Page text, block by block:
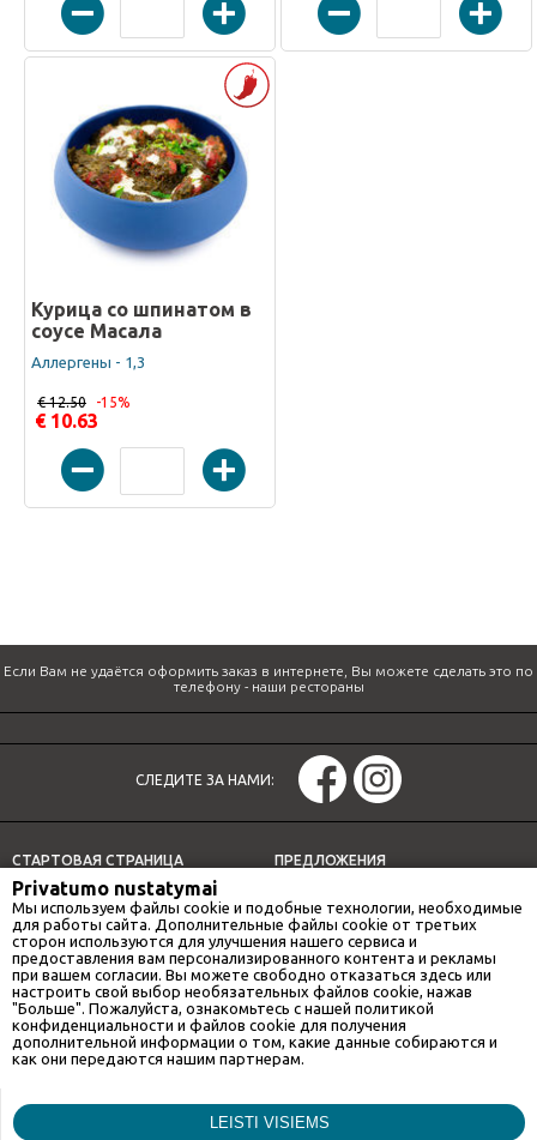
Privatumo nustatymai
Мы используем файлы cookie и подобные технологии, необходимые
для работы сайта. Дополнительные файлы cookie от третьих
сторон используются для улучшения нашего сервиса и
предоставления вам персонализированного контента и рекламы
при вашем согласии. Вы можете свободно отказаться здесь или
настроить свой выбор необязательных файлов cookie, нажав
"Больше". Пожалуйста, ознакомьтесь с нашей политикой
конфиденциальности и файлов cookie для получения
дополнительной информации о том, какие данные собираются и
как они передаются нашим партнерам.
Маркетинг
LEISTI VISIEMS
Курица со шпинатом в
соусе Масала
Аллергены - 1,3
€ 10.63
€ 12.50 -15%
Если Вам не удаётся оформить заказ в интернете, Вы можете сделать это по
телефону - наши рестораны
СЛЕДИТЕ ЗА НАМИ:
СТАРТОВАЯ СТРАНИЦА
СПЕЦИАЛЬНЫЕ ПРЕДЛОЖЕНИЯ
НАШИ РЕСТОРАНЫ
ИНФОРМАЦИЯ
ПРЕДЛОЖЕНИЯ
ОБЕДЕННОЕ ПРЕДЛОЖЕНИЕ
НАШИ РЕСТОРАНЫ
GAN BEI CITY